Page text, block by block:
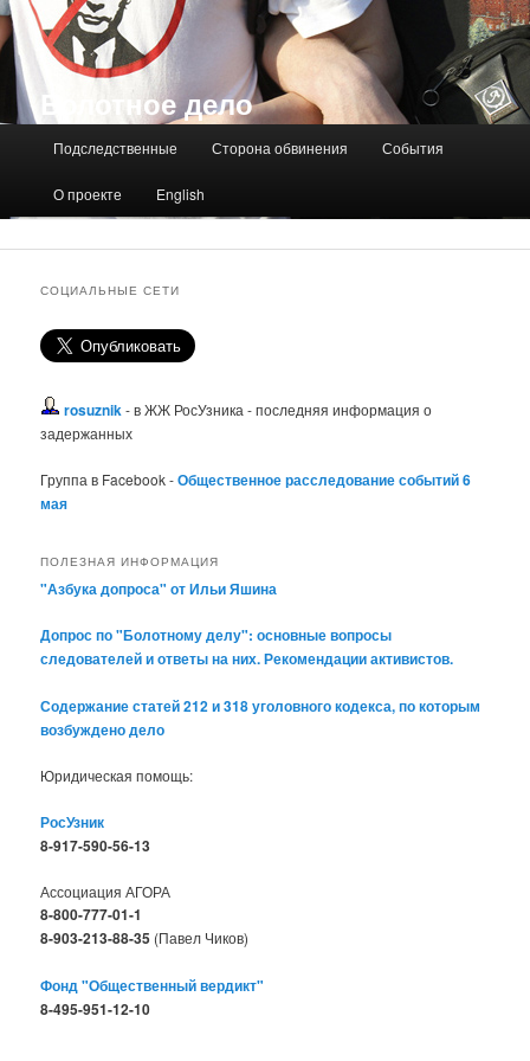
Болотное дело
Подследственные Сторона обвинения События
О проекте English
СОЦИАЛЬНЫЕ СЕТИ
rosuznik- в ЖЖ РосУзника - последняя информация о
задержанных
Группа в Facebook -Общественное расследование событий 6
мая
ПОЛЕЗНАЯ ИНФОРМАЦИЯ
"Азбука допроса" от Ильи Яшина
Допрос по "Болотному делу": основные вопросы
следователей и ответы на них. Рекомендации активистов.
Содержание статей 212 и 318 уголовного кодекса, по которым
возбуждено дело
Юридическая помощь:
РосУзник
8-917-590-56-13
Ассоциация АГОРА
8-800-777-01-1
8-903-213-88-35 (Павел Чиков)
Фонд "Общественный вердикт"
8-495-951-12-10